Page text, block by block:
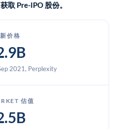
取 Pre-IPO 股份。
价格
2021, Perplexity
估值